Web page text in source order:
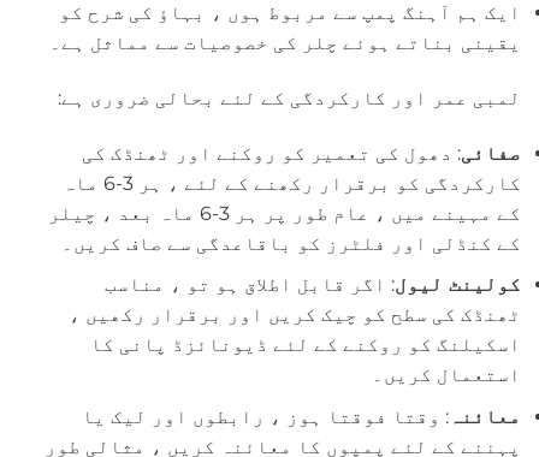
ایک ہم آہنگ پمپ سے مربوط ہوں ، بہاؤ کی شرح کو
یقینی بناتے ہوئے چلر کی خصوصیات سے مماثل ہے۔
لمبی عمر اور کارکردگی کے لئے بحالی ضروری ہے:
صفائی: دھول کی تعمیر کو روکنے اور ٹھنڈک کی
کارکردگی کو برقرار رکھنے کے لئے ، ہر 3-6 ماہ
کے مہینے میں ، عام طور پر ہر 3-6 ماہ بعد ، چیلر
کے کنڈلی اور فلٹرز کو باقاعدگی سے صاف کریں۔
کولینٹ لیول: اگر قابل اطلاق ہو تو ، مناسب
ٹھنڈک کی سطح کو چیک کریں اور برقرار رکھیں ،
اسکیلنگ کو روکنے کے لئے ڈیونائزڈ پانی کا
استعمال کریں۔
معائنہ : وقتا فوقتا ہوز ، رابطوں اور لیک یا
پہننے کے لئے پمپوں کا معائنہ کریں ، مثالی طور